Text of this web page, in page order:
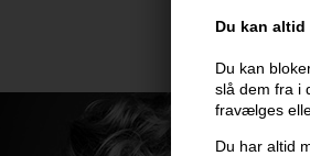
Du kan
Du kan
slå dem fra i
fravælges
Du har altid